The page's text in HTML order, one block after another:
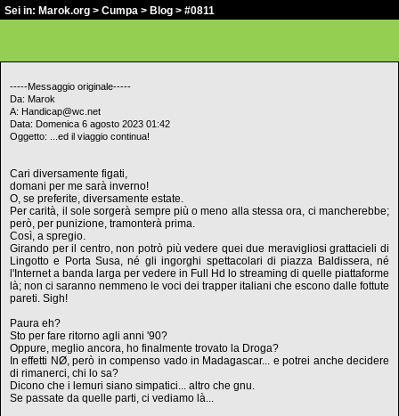
Sei in: Marok.org > Cumpa > Blog > #0811
-----Messaggio originale-----
Da: Marok
A: Handicap@wc.net
Data: Domenica 6 agosto 2023 01:42
Oggetto: ...ed il viaggio continua!
Cari diversamente figati,
domani per me sarà inverno!
O, se preferite, diversamente estate.
Per carità, il sole sorgerà sempre più o meno alla stessa ora, ci mancherebbe;
però, per punizione, tramonterà prima.
Così, a spregio.
Girando per il centro, non potrò più vedere quei due meravigliosi grattacieli di
Lingotto e Porta Susa, né gli ingorghi spettacolari di piazza Baldissera, né
l'Internet a banda larga per vedere in Full Hd lo streaming di quelle piattaforme
là; non ci saranno nemmeno le voci dei trapper italiani che escono dalle fottute
pareti. Sigh!
Paura eh?
Sto per fare ritorno agli anni '90?
Oppure, meglio ancora, ho finalmente trovato la Droga?
In effetti NØ, però in compenso vado in Madagascar... e potrei anche decidere
di rimanerci, chi lo sa?
Dicono che i lemuri siano simpatici... altro che gnu.
Se passate da quelle parti, ci vediamo là...